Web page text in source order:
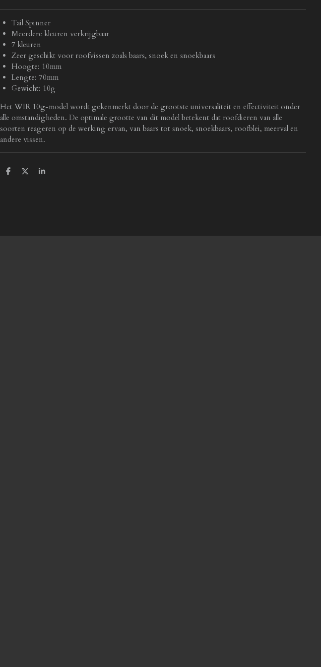
Tail Spinner
Meerdere kleuren verkrijgbaar
7 kleuren
Zeer geschikt voor roofvissen zoals baars, snoek en snoekbaars
Hoogte: 10mm
Lengte: 70mm
Gewicht: 10g
Het WIR 10g-model wordt gekenmerkt door de grootste universaliteit en effectiviteit onder
alle omstandigheden. De optimale grootte van dit model betekent dat roofdieren van alle
soorten reageren op de werking ervan, van baars tot snoek, snoekbaars, roofblei, meerval en
andere vissen.
D
D
S